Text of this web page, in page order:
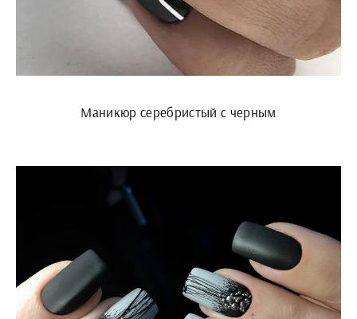
Маникюр серебристый с черным